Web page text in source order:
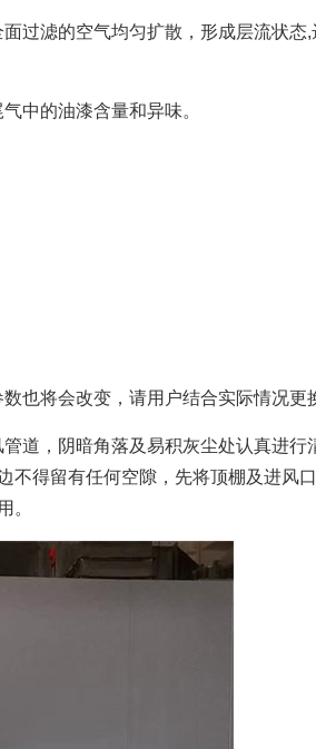
过滤的空气均匀扩散，形成层流状态,
中的油漆含量和异味。
也将会改变，请用户结合实际情况更
道，阴暗角落及易积灰尘处认真进行
不得留有任何空隙，先将顶棚及进风
。